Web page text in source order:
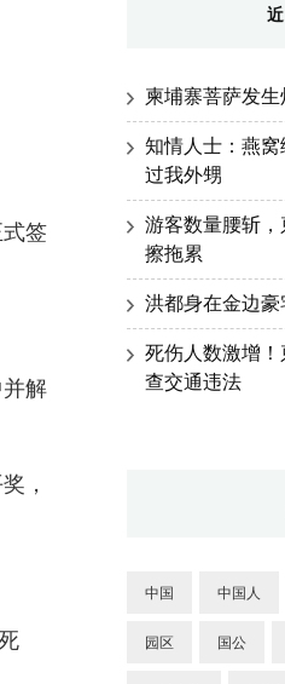
签
解
，
柬埔寨菩萨发
知情人士：燕
过我外甥
游客数量腰斩
擦拖累
洪都身在金边
死伤人数激增
查交通违法
中国 中国人
园区 国公